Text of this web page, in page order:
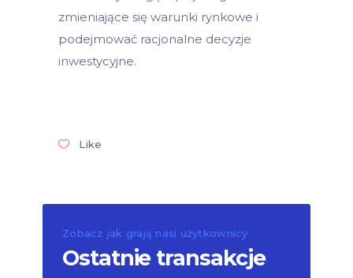
zmieniające się warunki rynkowe i
podejmować racjonalne decyzje
inwestycyjne.
Like
Zobacz jak grają nasi użytkownicy
Ostatnie transakcje